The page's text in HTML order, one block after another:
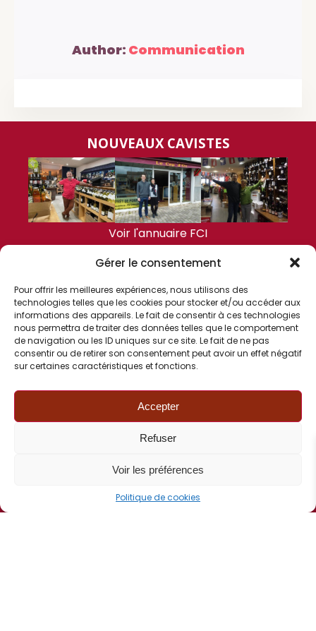
Gérer le consentement
Pour offrir les meilleures expériences, nous utilisons des
technologies telles que les cookies pour stocker et/ou accéder aux
informations des appareils. Le fait de consentir à ces technologies
nous permettra de traiter des données telles que le comportement
de navigation ou les ID uniques sur ce site. Le fait de ne pas
consentir ou de retirer son consentement peut avoir un effet négatif
sur certaines caractéristiques et fonctions.
Accepter
Refuser
Voir les préférences
Politique de cookies
Author: Communication
NOUVEAUX CAVISTES
Voir l'annuaire FCI
Voir les actualités FCI
FCI